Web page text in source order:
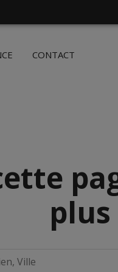
CONTACT
plus